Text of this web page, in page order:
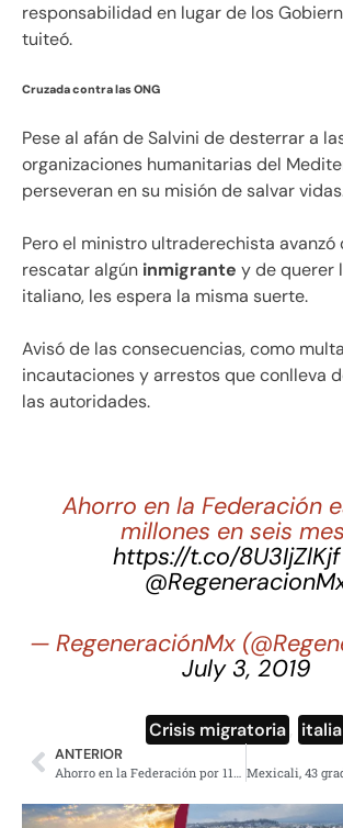
responsabilidad en lugar de los
tuiteó.
Cruzada contra las ONG
Pese al afán de Salvini de desterrar a
organizaciones humanitarias del
perseveran en su misión de salvar
Pero el ministro ultraderechista avanzó
rescatar algún inmigrante y de querer
italiano, les espera la misma suerte.
Avisó de las consecuencias, como
incautaciones y arrestos que conlleva
las autoridades.
Ahorro en la Federación
millones en seis
https://t.co/8U3IjZlKjf
— RegeneraciónMx
July 3, 2019
Crisis migratoria italia
ANTERIOR